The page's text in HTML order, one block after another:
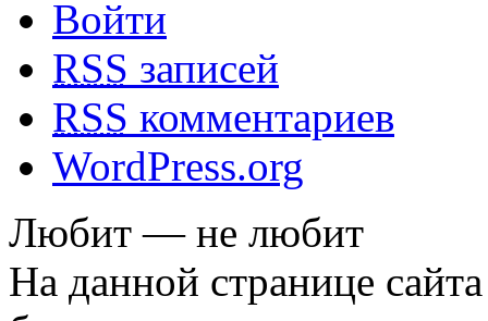
Войти
RSS записей
RSS комментариев
WordPress.org
Любит — не любит
На данной странице